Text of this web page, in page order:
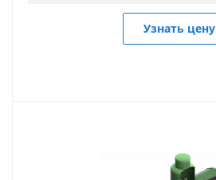
Узнать цену